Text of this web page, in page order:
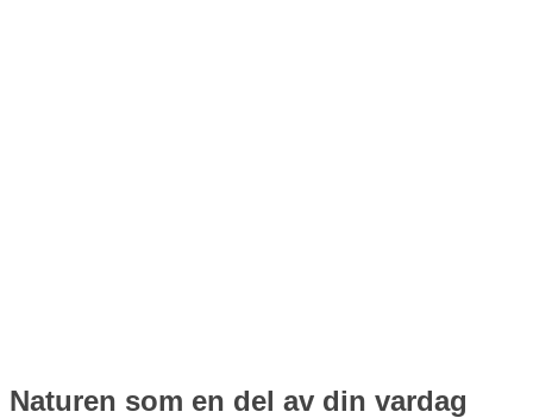
Naturen som en del av din vardag